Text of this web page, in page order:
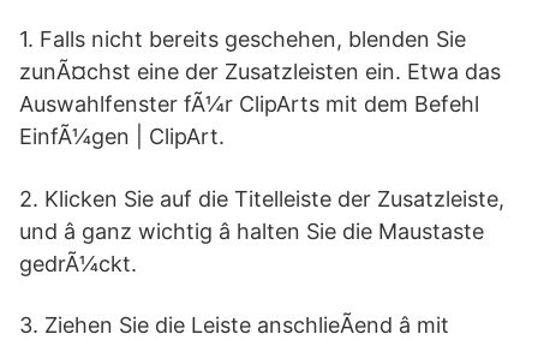
1. Falls nicht bereits geschehen, blenden Sie
zunÃ¤chst eine der Zusatzleisten ein. Etwa das
Auswahlfenster fÃ¼r ClipArts mit dem Befehl
EinfÃ¼gen | ClipArt.
2. Klicken Sie auf die Titelleiste der Zusatzleiste,
und â ganz wichtig â halten Sie die Maustaste
gedrÃ¼ckt.
3. Ziehen Sie die Leiste anschlieÃend â mit